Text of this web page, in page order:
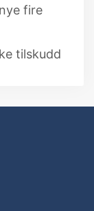
fire
tilskudd